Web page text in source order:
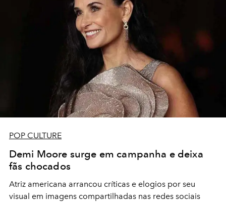
POP CULTURE
Demi Moore surge em campanha e deixa
fãs chocados
Atriz americana arrancou críticas e elogios por seu
visual em imagens compartilhadas nas redes sociais